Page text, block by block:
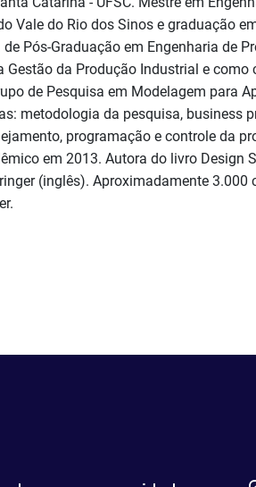
Vale do Rio dos Sinos e graduação
Pós-Graduação em Engenharia de
da Produção Industrial e
de Pesquisa em Modelagem para
metodologia da pesquisa, business
programação e controle da
em 2013. Autora do livro Design
(inglês). Aproximadamente